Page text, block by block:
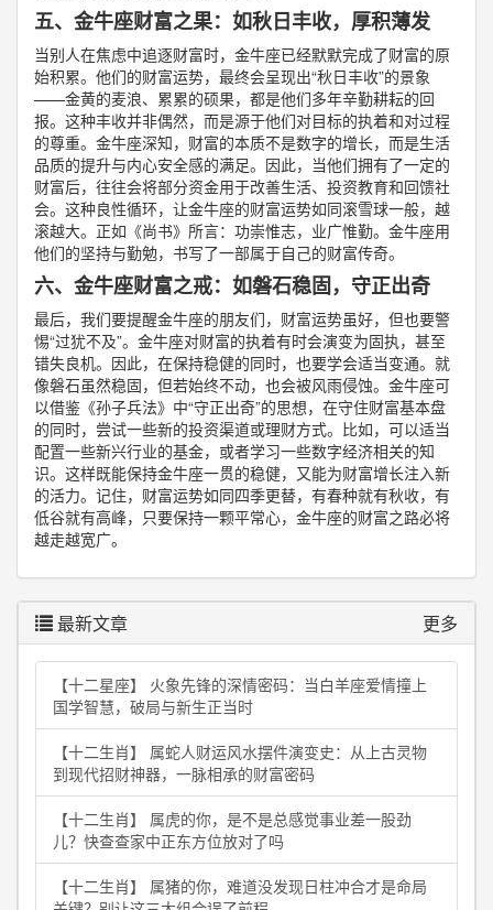
五、金牛座财富之果：如秋日丰收，厚积薄发
当别人在焦虑中追逐财富时，金牛座已经默默完成了财富的原
始积累。他们的财富运势，最终会呈现出“秋日丰收”的景象
——金黄的麦浪、累累的硕果，都是他们多年辛勤耕耘的回
报。这种丰收并非偶然，而是源于他们对目标的执着和对过程
的尊重。金牛座深知，财富的本质不是数字的增长，而是生活
品质的提升与内心安全感的满足。因此，当他们拥有了一定的
财富后，往往会将部分资金用于改善生活、投资教育和回馈社
会。这种良性循环，让金牛座的财富运势如同滚雪球一般，越
滚越大。正如《尚书》所言：功崇惟志，业广惟勤。金牛座用
他们的坚持与勤勉，书写了一部属于自己的财富传奇。
六、金牛座财富之戒：如磐石稳固，守正出奇
最后，我们要提醒金牛座的朋友们，财富运势虽好，但也要警
惕“过犹不及”。金牛座对财富的执着有时会演变为固执，甚至
错失良机。因此，在保持稳健的同时，也要学会适当变通。就
像磐石虽然稳固，但若始终不动，也会被风雨侵蚀。金牛座可
以借鉴《孙子兵法》中“守正出奇”的思想，在守住财富基本盘
的同时，尝试一些新的投资渠道或理财方式。比如，可以适当
配置一些新兴行业的基金，或者学习一些数字经济相关的知
识。这样既能保持金牛座一贯的稳健，又能为财富增长注入新
的活力。记住，财富运势如同四季更替，有春种就有秋收，有
低谷就有高峰，只要保持一颗平常心，金牛座的财富之路必将
越走越宽广。
最新文章 更多
【十二星座】 火象先锋的深情密码：当白羊座爱情撞上
国学智慧，破局与新生正当时
【十二生肖】 属蛇人财运风水摆件演变史：从上古灵物
到现代招财神器，一脉相承的财富密码
【十二生肖】 属虎的你，是不是总感觉事业差一股劲
儿？快查查家中正东方位放对了吗
【十二生肖】 属猪的你，难道没发现日柱冲合才是命局